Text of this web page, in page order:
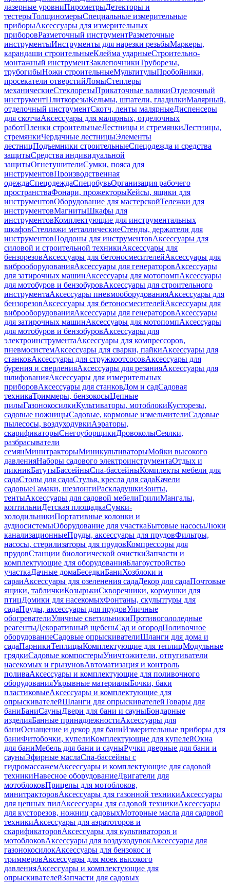
лазерные уровниПирометрыДетекторы и
тестерыТолщиномерыСпециальные измерительные
приборыАксессуары для измерительных
приборовРазметочный инструментРазметочные
инструментыИнструменты для нарезки резьбыМаркеры,
карандаши строительныеКлейма ударныеСтроительно-
монтажный инструментЗаклепочникиТруборезы,
трубогибыНожи строительныеМультитулыПробойники,
просекатели отверстийЛомыСтеплеры
механическиеСтеклорезыПрикаточные валикиОтделочный
инструментПлиткорезыКельмы, шпатели, гладилкиМалярный,
отделочный инструментСкотч, ленты малярныеДиспенсеры
для скотчаАксессуары для малярных, отделочных
работПленки строительныеЛестницы и стремянкиЛестницы,
стремянкиЧердачные лестницыЭлементы
лестницПодъемники строительныеСпецодежда и средства
защитыСредства индивидуальной
защитыОгнетушителиСумки, пояса для
инструментовПроизводственная
одеждаСпецодеждаСпецобувьОрганизация рабочего
пространстваФонари, прожекторыКейсы, ящики для
инструментовОборудование для мастерскойТележки для
инструментовМагнитыШкафы для
инструментовКомплектующие для инструментальных
шкафовСтеллажи металлическиеСтенды, держатели для
инструментовПоддоны для инструментовАксессуары для
силовой и строительной техникиАксессуары для
бензорезовАксессуары для бетоносмесителейАксессуары для
виброоборудованияАксессуары для генераторовАксессуары
для затирочных машинАксессуары для мотопомпАксессуары
для мотобуров и бензобуровАксессуары для строительного
инструментаАксессуары пневмооборудованияАксессуары для
бензорезовАксессуары для бетоносмесителейАксессуары для
виброоборудованияАксессуары для генераторовАксессуары
для затирочных машинАксессуары для мотопомпАксессуары
для мотобуров и бензобуровАксессуары для
электроинструментаАксессуары для компрессоров,
пневмосистемАксессуары для сварки, пайкиАксессуары для
станковАксессуары для стружкоотсосовАксессуары для
бурения и сверленияАксессуары для резанияАксессуары для
шлифованияАксессуары для измерительных
приборовАксессуары для станковДом и садСадовая
техникаТриммеры, бензокосыЦепные
пилыГазонокосилкиКультиваторы, мотоблокиКусторезы,
садовые ножницыСадовые, кормовые измельчителиСадовые
пылесосы, воздуходувкиАэраторы,
скарификаторыСнегоуборщикиДровоколыСеялки,
разбрасыватели
семянМинитракторыМиникультиваторыМойки высокого
давленияНаборы садового электроинструментаОтдых и
пикникБатутыБассейныСпа-бассейныКомплекты мебели для
садаСтолы для садаСтулья, кресла для садаКачели
садовыеГамаки, шезлонгиРаскладушкиЗонты,
тентыАксессуары для садовой мебелиГрилиМангалы,
коптильниДетская площадкаСумки-
холодильникиПортативные колонки и
аудиосистемыОборудование для участкаБытовые насосыЛюки
канализационныеПруды, аксессуары для прудовФильтры,
насосы, стерилизаторы для прудовКомпрессоры для
прудовСтанции биологической очисткиЗапчасти и
комплектующие для оборудованияБлагоустройство
участкаДачные домаБеседкиБаниХозблоки и
сараиАксессуары для озеленения садаДекор для садаПочтовые
ящики, табличкиКозырькиСкворечники, кормушки для
птицДомики для насекомыхФонтаны, скульптуры для
садаПруды, аксессуары для прудовУличные
обогревателиУличные светильникиПротивогололедные
реагентыДекоративный щебеньСад и огородПоливочное
оборудованиеСадовые опрыскивателиШланги для дома и
садаПарникиТеплицыКомплектующие для теплицМодульные
грядкиСадовые компостерыУничтожители, отпугиватели
насекомых и грызуновАвтоматизация и контроль
поливаАксессуары и комплектующие для поливочного
оборудованияУкрывные материалыБочки, баки
пластиковыеАксессуары и комплектующие для
опрыскивателейШланги для опрыскивателейТовары для
баниБаниСауныДвери для бани и сауныБондарные
изделияБанные принадлежностиАксессуары для
баниОснащение и декор для баниИзмерительные приборы для
баниФитобочки, купелиКомплектующие для купелейОкна
для баниМебель для бани и сауныРучки дверные для бани и
сауныЭфирные маслаСпа-бассейны с
гидромассажемАксессуары и комплектующие для садовой
техникиНавесное оборудованиеДвигатели для
мотоблоковПрицепы для мотоблоков,
минитракторовАксессуары для газонной техникиАксессуары
для цепных пилАксессуары для садовой техникиАксессуары
для кусторезов, ножниц садовыхМоторные масла для садовой
техникиАксессуары для аэратоторов и
скарификаторовАксессуары для культиваторов и
мотоблоковАксессуары для воздуходувокАксессуары для
газонокосилокАксессуары для бензокос и
триммеровАксессуары для моек высокого
давленияАксессуары и комплектующие для
опрыскивателейЗапчасти для садовых